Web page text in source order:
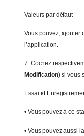
Valeurs par défaut
Vous pouvez, ajouter
l’application.
7. Cochez
Modification) si vous
Essai et
• Vous pouvez à ce
• Vous pouvez aussi